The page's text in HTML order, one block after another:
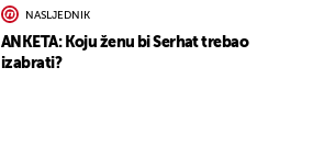
NASLJEDNIK
ANKETA: Koju ženu bi Serhat trebao
izabrati?